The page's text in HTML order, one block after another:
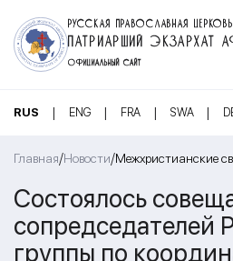
РУССКАЯ ПРАВОСЛАВНАЯ ЦЕРКОВЬ
ПАТРИАРШИЙ ЭКЗАРХАТ
ОФИЦИАЛЬНЫЙ САЙТ
RUS | ENG | FRA | SWA |
Главная/Новости/Межхристианские
Состоялось
сопредседателей
группы по